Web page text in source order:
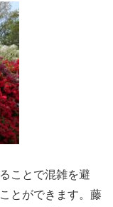
ことで混雑を避
とができます。藤